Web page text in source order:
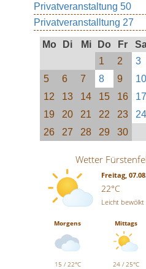
Privatveranstaltung 50
Privatveranstalltung 27
Mo Di Mi Do Fr
1
2 3
5
6 7 8 9 10
12
13 14 15 16 17
19
20 21 22 23 24
26
27 28 29 30
Wetter
Freitag,
22°C
Leicht bewölkt
Morgens
15 / 22°C
Mittags
24 / 25°C